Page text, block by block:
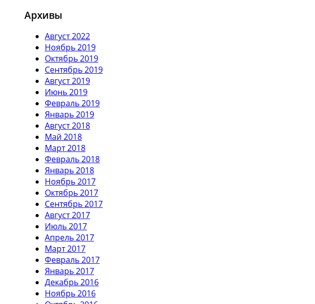
Архивы
Август 2022
Ноябрь 2019
Октябрь 2019
Сентябрь 2019
Август 2019
Июнь 2019
Февраль 2019
Январь 2019
Август 2018
Май 2018
Март 2018
Февраль 2018
Январь 2018
Ноябрь 2017
Октябрь 2017
Сентябрь 2017
Август 2017
Июль 2017
Апрель 2017
Март 2017
Февраль 2017
Январь 2017
Декабрь 2016
Ноябрь 2016